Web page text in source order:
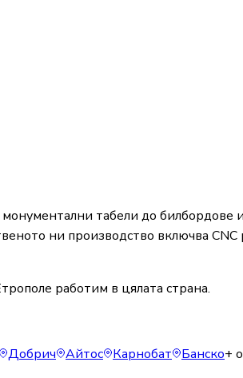
табели до билбордове
ни производство включва CNC
работим в цялата страна.
Добрич Айтос Карнобат Банско+